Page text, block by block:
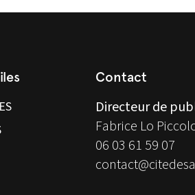
Contact
Directeur de
Fabrice Lo
06 03 61 59 07